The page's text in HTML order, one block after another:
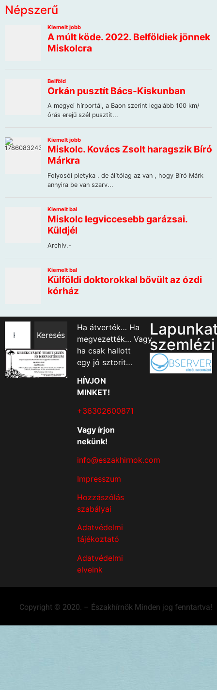
Népszerű
Keresés
Ha átverték… Ha
megvezették… Vagy
ha csak hallott
egy jó sztorit…
HÍVJON
MINKET!
+36302600871
Vagy írjon
nekünk!
info@eszakhirnok.com
Impresszum
Hozzászólás
szabályai
Adatvédelmi
tájékoztató
Adatvédelmi
elveink
szemlézi
Copyright © 2020. – Északhírnök Minden jog fenntartva!